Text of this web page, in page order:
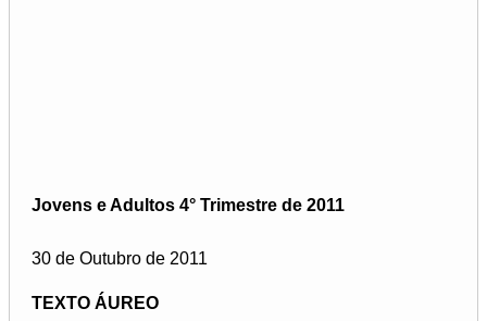
Jovens e Adultos 4° Trimestre de 2011
30 de Outubro de 2011
TEXTO ÁUREO